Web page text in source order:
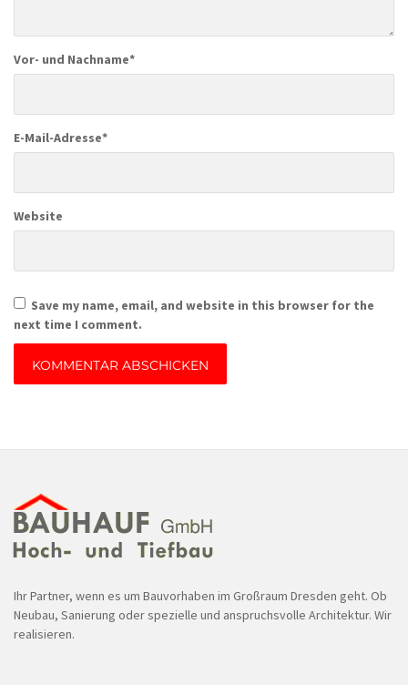
Vor- und Nachname*
E-Mail-Adresse*
Website
Save my name, email, and website in this browser for the
next time I comment.
Ihr Partner, wenn es um Bauvorhaben im Großraum Dresden geht. Ob
Neubau, Sanierung oder spezielle und anspruchsvolle Architektur. Wir
realisieren.